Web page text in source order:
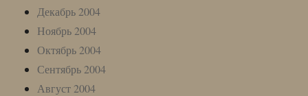
Декабрь 2004
Ноябрь 2004
Октябрь 2004
Сентябрь 2004
Август 2004